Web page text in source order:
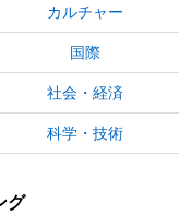
カルチャー
国際
社会・経済
科学・技術
グ